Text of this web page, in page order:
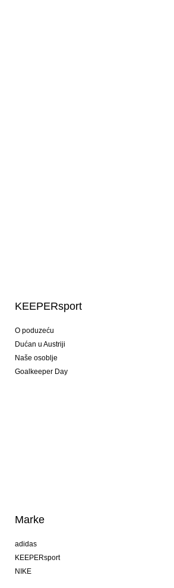
KEEPERsport
O poduzeću
Dućan u Austriji
Naše osoblje
Goalkeeper Day
Marke
adidas
KEEPERsport
NIKE